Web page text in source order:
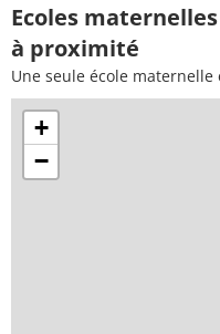
Ecoles
à proximité
Une seule école maternelle
+
−